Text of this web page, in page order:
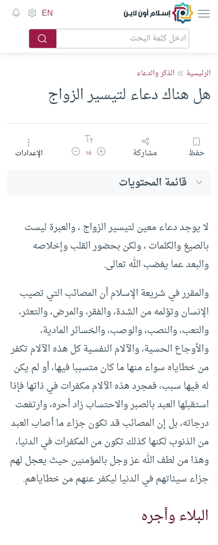
إسلام أون لاين EN
الرئيسية الذكر والدعاء
هل هناك دعاء لتيسير الزواج
حفظ مشاركة زيادة حجم الخط
16 تقليل حجم الخطالإعدادات
قائمة المحتويات
لا يوجد دعاء معين لتيسير الزواج ، والعبرة ليست
بالصيغ والكلمات ، ولكن بحضور القلب وإخلاصه
والبعد عما يغضب الله تعالى.
والمقرر في شريعة الإسلام أن المصائب التي تصيب
الإنسان وتؤلمه من الشدة، والفقر، والمرض، والتعثر،
والتعب، والنصب، والوصب، والخسائر المادية،
والأوجاع الحسية، والآلام النفسية كل هذه الآلام تكفر
من خطاياه سواء منها ما كان متسببا فيها، أو لم يكن
له فيها سبب، فمجرد هذه الآلام مكفرات في ذاتها فإذا
استقبلها العبد بالصبر والاحتساب زاد أحره، وارتفعت
درجاته، بل إن المصائب قد تكون جزاء ما أصاب العبد
من الذنوب لكنها كذلك تكون من المكفرات في الدنيا،
وهذا من لطف الله عز وجل بالمؤمنين حيث يعجل لهم
جزاء سيئاتهم في الدنيا ليكفر عنهم من خطاياهم.
البلاء وأجره